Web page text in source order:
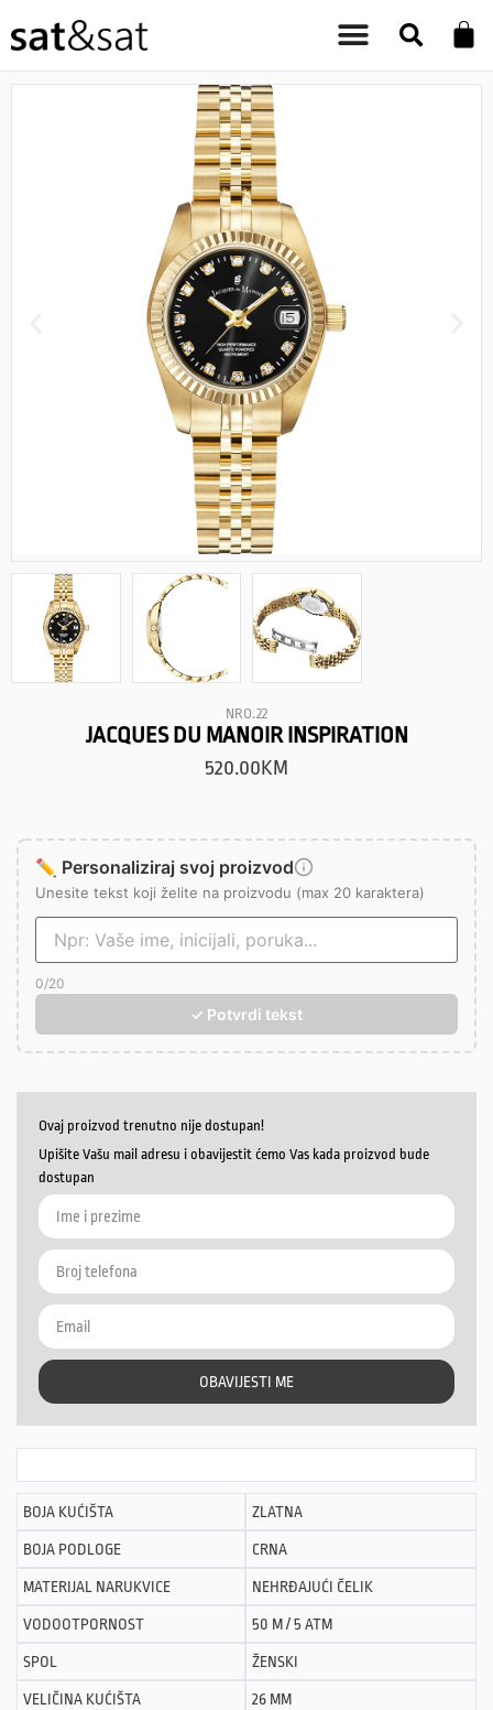
NRO.22
JACQUES DU MANOIR INSPIRATION
520.00KM
✏️ Personaliziraj svoj proizvod
Unesite tekst koji želite na proizvodu (max 20 karaktera)
0/20
✓ Potvrdi tekst
Ovaj proizvod trenutno nije dostupan!
Upišite Vašu mail adresu i obavijestit ćemo Vas kada proizvod bude
dostupan
OBAVIJESTI ME
BOJA KUĆIŠTA ZLATNA
BOJA PODLOGE CRNA
MATERIJAL NARUKVICE NEHRĐAJUĆI ČELIK
VODOOTPORNOST 50 M / 5 ATM
SPOL ŽENSKI
VELIČINA KUĆIŠTA 26 MM